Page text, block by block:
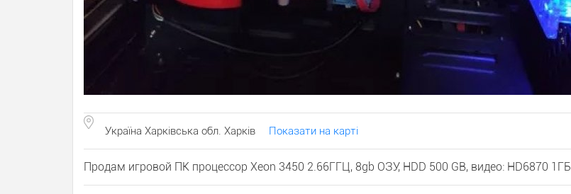
Україна Харківська обл. Харків Показати на карті
Продам игровой ПК процессор Xeon 3450 2.66ГГЦ, 8gb ОЗУ, HDD 500 GB, видео: HD6870 1ГБ